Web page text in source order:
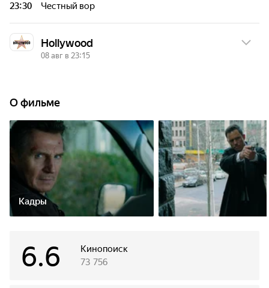
23:30 Честный вор
Hollywood
08 авг в 23:15
23:15 Честный вор
О фильме
Кадры
Кинопоиск
6.6 73 756